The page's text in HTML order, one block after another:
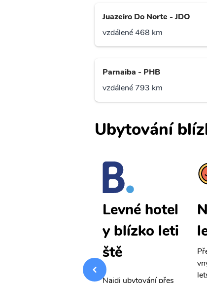
Juazeiro Do Norte - JDO
vzdálené 468 km
Parnaiba - PHB
vzdálené 793 km
Ubytování
vnými letenkami od ob
Levné hotel
y blízko leti
ště
Najdi ubytování přes